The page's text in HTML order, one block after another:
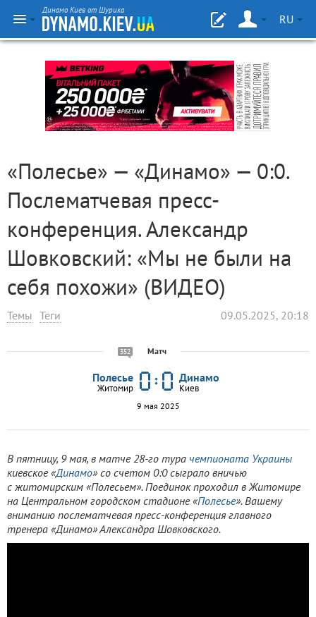
Динамо Киев от Шурика
RU
«Полесье» — «Динамо» — 0:0.
Послематчевая пресс-
конференция. Александр
Шовковский: «Мы не были на
себя похожи» (ВИДЕО)
Темы Теги 09.05.2025, 20:18
352 Матч
Полесье
Житомир
Динамо
Киев
9 мая 2025
В пятницу, 9 мая, в матче 28-го тура чемпионата Украины
киевское «Динамо» со счетом 0:0 cыграло вничью
с житомирским «Полесьем». Поединок проходил в Житомире
на Центральном городском стадионе «Полесье». Вашему
вниманию послематчевая пресс-конференция главного
тренера «Динамо» Александра Шовковского.